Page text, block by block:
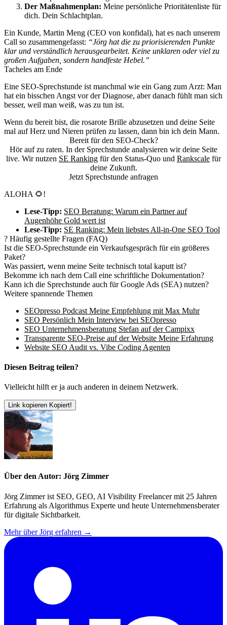
Der Maßnahmenplan: Meine persönliche Prioritätenliste für
dich. Dein Schlachtplan.
Ein Kunde, Martin Meng (CEO von konfidal), hat es nach unserem
Call so zusammengefasst: “Jörg hat die zu priorisierenden Punkte
klar und verständlich herausgearbeitet. Keine unklaren oder viel zu
großen Aufgaben, sondern handfeste Hebel.”
Tacheles am Ende
Eine SEO-Sprechstunde ist manchmal wie ein Gang zum Arzt: Man
hat ein bisschen Angst vor der Diagnose, aber danach fühlt man sich
besser, weil man weiß, was zu tun ist.
Wenn du bereit bist, die rosarote Brille abzusetzen und deine Seite
mal auf Herz und Nieren prüfen zu lassen, dann bin ich dein Mann.
Bereit für den SEO-Check?
Hör auf zu raten. In der Sprechstunde analysieren wir deine Seite
live. Wir nutzen SE Ranking für den Status-Quo und Rankscale für
deine Zukunft.
Jetzt Sprechstunde anfragen
ALOHA 🌻!
Lese-Tipp: SEO Beratung: Warum ein Partner auf
Augenhöhe Gold wert ist
Lese-Tipp: SE Ranking: Mein liebstes All-in-One SEO Tool
? Häufig gestellte Fragen (FAQ)
Ist die SEO-Sprechstunde ein Verkaufsgespräch für ein größeres
Paket?
Was passiert, wenn meine Seite technisch total kaputt ist?
Bekomme ich nach dem Call eine schriftliche Dokumentation?
Kann ich die Sprechstunde auch für Google Ads (SEA) nutzen?
Weitere spannende Themen
SEOpresso Podcast Meine Empfehlung mit Max Muhr
SEO Persönlich Mein Interview bei SEOpresso
SEO Unternehmensberatung Stefan auf der Campixx
Transparente SEO-Preise auf der Website Meine Erfahrung
Website SEO Audit vs. Vibe Coding Agenten
Diesen Beitrag teilen?
Vielleicht hilft er ja auch anderen in deinem Netzwerk.
Link kopieren Kopiert!
Über den Autor: Jörg Zimmer
Jörg Zimmer ist SEO, GEO, AI Visibility Freelancer mit 25 Jahren
Erfahrung als Algorithmus Experte und heute Unternehmensberater
für digitale Sichtbarkeit.
Mehr über Jörg erfahren →